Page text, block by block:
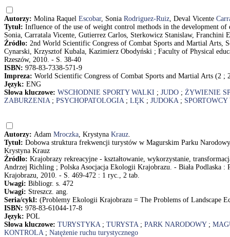
Autorzy: Molina Raquel Escobar, Sonia Rodriguez-Ruiz, Deval Vicente
Tytuł: Influence of the use of weight control methods in the development
Sonia, Carratala Vicente, Gutierrez Carlos, Sterkowicz Stanislaw, Franchini
Źródło: 2nd World Scientific Congress of Combat Sports and Martial Arts,
Cynarski, Krzysztof Kubala, Kazimierz Obodyński ; Faculty of Physical
Rzeszów, 2010. - S. 38-40
ISBN: 978-83-7338-571-9
Impreza: World Scientific Congress of Combat Sports and Martial Arts (2 ;
Język: ENG
Słowa kluczowe: WSCHODNIE SPORTY WALKI ; JUDO ; ŻYWIENIE
ZABURZENIA; PSYCHOPATOLOGIA; LĘK ; JUDOKA;
Autorzy: Adam Mroczka, Krystyna Krauz.
Tytuł: Dobowa struktura frekwencji turystów w Magurskim Parku
Krystyna Krauz
Źródło: Krajobrazy rekreacyjne - kształtowanie, wykorzystanie,
Andrzej Richling ; Polska Asocjacja Ekologii Krajobrazu. - Biała Podlaska :
Krajobrazu, 2010. - S. 469-472 : 1 ryc., 2 tab.
Uwagi: Bibliogr. s. 472
Uwagi: Streszcz. ang.
Seria/cykl: (Problemy Ekologii Krajobrazu = The Problems of Landscape
ISBN: 978-83-61044-17-8
Język: POL
Słowa kluczowe: TURYSTYKA; TURYSTA; PARK NARODOWY;
KONTROLA; Natężenie ruchu turystycznego